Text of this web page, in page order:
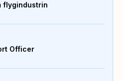
flygindustrin
Officer